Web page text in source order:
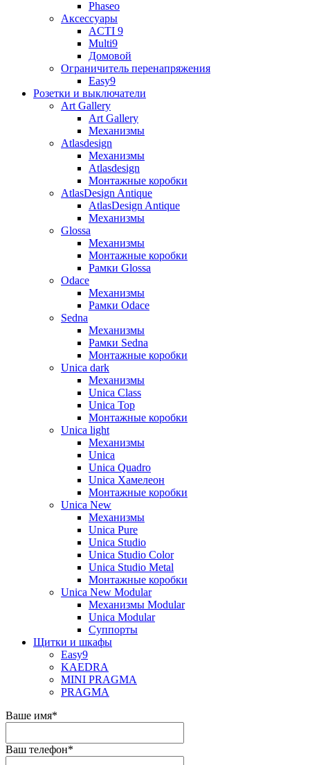
Phaseo
Аксессуары
ACTI 9
Multi9
Домовой
Ограничитель перенапряжения
Easy9
Розетки и выключатели
Art Gallery
Art Gallery
Механизмы
Atlasdesign
Механизмы
Atlasdesign
Монтажные коробки
AtlasDesign Antique
AtlasDesign Antique
Механизмы
Glossa
Механизмы
Монтажные коробки
Рамки Glossa
Odace
Механизмы
Рамки Odace
Sedna
Механизмы
Рамки Sedna
Монтажные коробки
Unica dark
Механизмы
Unica Class
Unica Top
Монтажные коробки
Unica light
Механизмы
Unica
Unica Quadro
Unica Хамелеон
Монтажные коробки
Unica New
Механизмы
Unica Pure
Unica Studio
Unica Studio Color
Unica Studio Metal
Монтажные коробки
Unica New Modular
Механизмы Modular
Unica Modular
Суппорты
Щитки и шкафы
Easy9
KAEDRA
MINI PRAGMA
PRAGMA
Ваше имя*
Ваш телефон*